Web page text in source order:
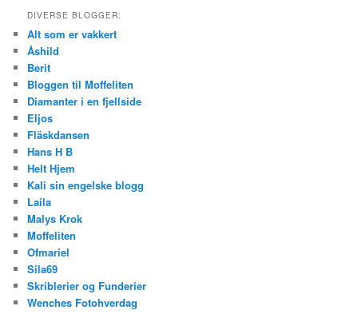
DIVERSE BLOGGER:
Alt som er vakkert
Åshild
Berit
Bloggen til Moffeliten
Diamanter i en fjellside
Eljos
Fläskdansen
Hans H B
Helt Hjem
Kali sin engelske blogg
Laila
Malys Krok
Moffeliten
Ofmariel
Sila69
Skriblerier og Funderier
Wenches Fotohverdag